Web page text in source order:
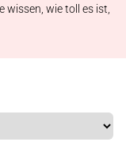
wissen, wie toll es ist,